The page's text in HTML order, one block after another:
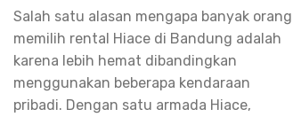
Salah satu alasan mengapa banyak orang
memilih rental Hiace di Bandung adalah
karena lebih hemat dibandingkan
menggunakan beberapa kendaraan
pribadi. Dengan satu armada Hiace,